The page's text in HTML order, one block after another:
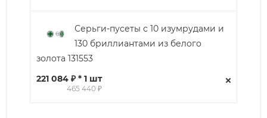
Серьги-пусеты с 10 изумрудами и
130 бриллиантами из белого
золота 131553
221 084 ₽ * 1 шт
465 440 ₽